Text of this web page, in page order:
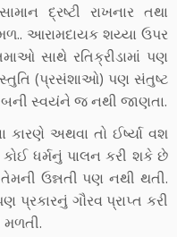
દ્રષ્ટી રાખનાર તથા
આરામદાયક શય્યા ઉપર
સાથે રતિક્રીડામાં પણ
(પ્રસંશાઓ) પણ સંતુષ્ટ
બની સ્વયંને જ નથી જાણતા.
કારણે અથવા તો ઈર્ષ્યા વશ
ધર્મનું પાલન કરી શકે છે
ઉન્નતી પણ નથી થતી.
ગૌરવ પ્રાપ્ત કરી